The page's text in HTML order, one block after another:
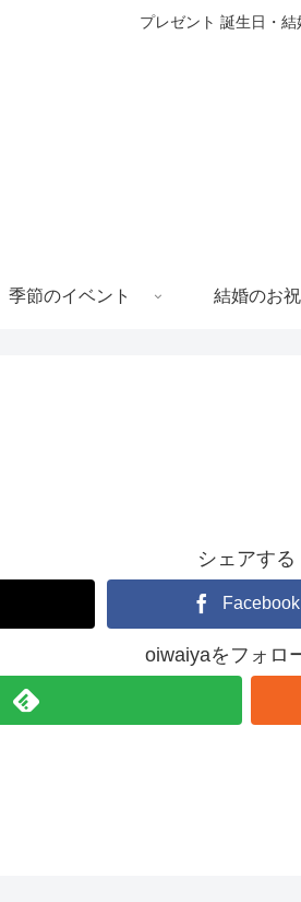
プレゼント 誕生日・
季節のイベント 結婚のお
シェアする
Facebook
oiwaiyaをフォロ